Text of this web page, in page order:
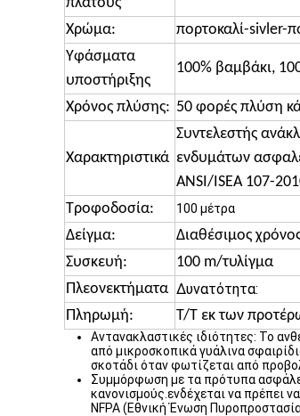
Χρώμα:
πορτοκαλί-sivler-
Υφάσματα
υποστήριξης
100% βαμβάκι,
Χρόνος πλύσης: 50 φορές πλύση
Χαρακτηριστικά
Συντελεστής
ενδυμάτων
ANSI/ISEA 107-
Τροφοδοσία:
100 μέτρα
Δείγμα:
Διαθέσιμος
Συσκευή:
100 m/τυλίγμα
Πλεονεκτήματα Δυνατότητα:
Πληρωμή:
T/T εκ των
Αντανακλαστικές ιδιότητες: Το
από μικροσκοπικά γυάλινα
σκοτάδι όταν φωτίζεται από
Συμμόρφωση με τα πρότυπα
κανονισμούς.ενδέχεται να πρέπει
NFPA (Εθνική Ένωση